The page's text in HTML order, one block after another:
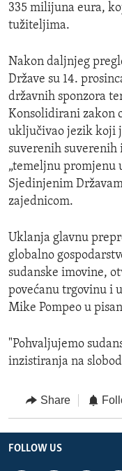
335 milijuna eura,
tužiteljima.
Nakon daljnjeg
Države su 14.
državnih sponzora
Konsolidirani zakon
uključivao jezik koji
suverenih
„temeljnu promjenu
Sjedinjenim
zajednicom.
Uklanja glavnu
globalno
sudanske imovine,
povećanu trgovinu i
Mike Pompeo u
"Pohvaljujemo
inzistiranja na
Share
FOLLOW US